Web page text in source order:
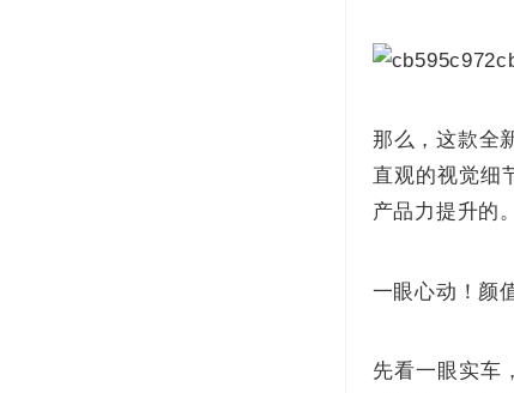
那么，这款全
直观的视觉细
产品力提升的。
一眼心动！颜
先看一眼实车